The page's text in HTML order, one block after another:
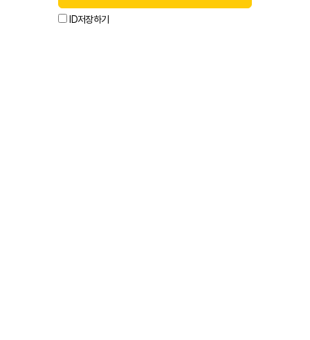
ID저장하기